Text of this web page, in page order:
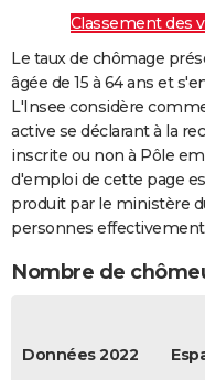
Classement des
Le taux de chômage
âgée de 15 à 64 ans et
L'Insee considère
active se déclarant à la
inscrite ou non à Pôle
d'emploi de cette page
produit par le ministère
personnes
Nombre de
Données 2022